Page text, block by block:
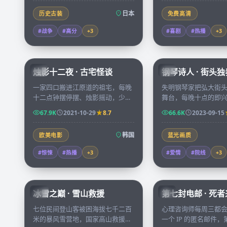
历史古装 日本
#战争 #高分 +3
免费高清
#喜剧 #热播 +3
KR
99:25
烛影十二夜 · 古宅怪谈
一家四口搬进江原道的祖宅，每晚
十二点钟摆停摆、烛影摇动，少女
在阁楼里发现了不属于这个时代的
日记，连续十二夜，故事走向无人
预料。
67.9K 2021-10-29 8.7
欧美电影 韩国
#惊悚 #热播 +3
KR
钢琴诗人 · 街头独
失明钢琴家把弘大街
舞台，每晚十点的即
一位独自旅行的小说
乐谱与文字之间慢慢
66.6K 2023-09-15
蓝光画质
#爱情 #院线 +3
CN
99:34
冰雪之巅 · 雪山救援
七位民间登山客被困海拔七千二百
米的暴风雪营地，国家高山救援队
KR
第七封电邮 · 死
心理咨询师每周三都
一个 IP 的匿名邮件，